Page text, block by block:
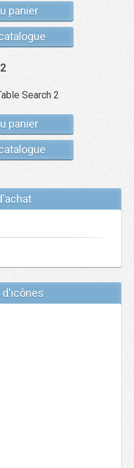
panier
panier
d'icônes